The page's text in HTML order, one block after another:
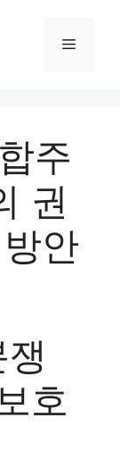
Menu
주
권
안
호